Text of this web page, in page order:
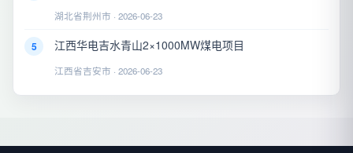
湖北省荆州市 · 2026-06-23
5 江西华电吉水青山2×1000MW煤电项目
江西省吉安市 · 2026-06-23